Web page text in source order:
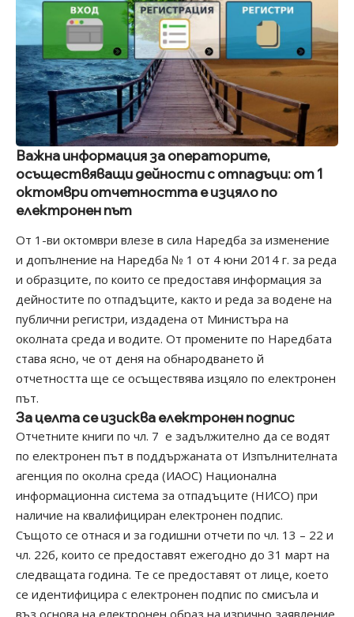
Важна информация за операторите,
осъществяващи дейности с отпадъци: от 1
октомври отчетността е изцяло по
електронен път
От 1-ви октомври влезе в сила Наредба за изменение
и допълнение на Наредба № 1 от 4 юни 2014 г. за реда
и образците, по които се предоставя информация за
дейностите по отпадъците, както и реда за водене на
публични регистри, издадена от Министъра на
околната среда и водите. От промените по Наредбата
става ясно, че от деня на обнародването й
отчетността ще се осъществява изцяло по електронен
път.
За целта се изисква електронен подпис
Отчетните книги по чл. 7 е задължително да се водят
по електронен път в поддържаната от Изпълнителната
агенция по околна среда (ИАОС) Национална
информационна система за отпадъците (НИСО) при
наличие на квалифициран електронен подпис.
Същото се отнася и за годишни отчети по чл. 13 – 22 и
чл. 22б, които се предоставят ежегодно до 31 март на
следващата година. Те се предоставят от лице, което
се идентифицира с електронен подпис по смисъла и
въз основа на електронен образ на изрично заявление